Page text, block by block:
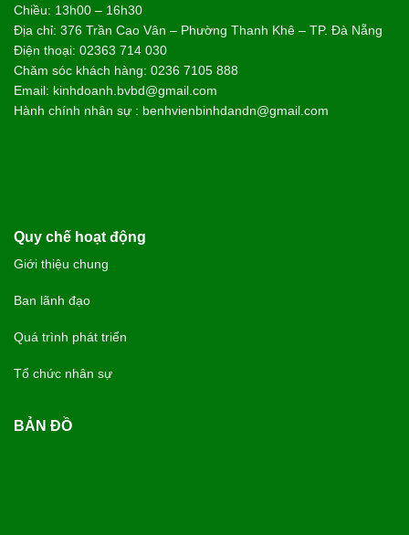
Chiều: 13h00 – 16h30
Địa chỉ: 376 Trần Cao Vân – Phường Thanh Khê – TP. Đà Nẵng
Điện thoại: 02363 714 030
Chăm sóc khách hàng: 0236 7105 888
Email: kinhdoanh.bvbd@gmail.com
Hành chính nhân sự : benhvienbinhdandn@gmail.com
Quy chế hoạt động
Giới thiệu chung
Ban lãnh đạo
Quá trình phát triển
Tổ chức nhân sự
BẢN ĐỒ